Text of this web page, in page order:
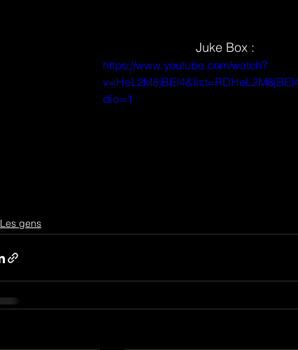
Juke Box :
https://www.youtube.com/watch?
dio=1
Les gens